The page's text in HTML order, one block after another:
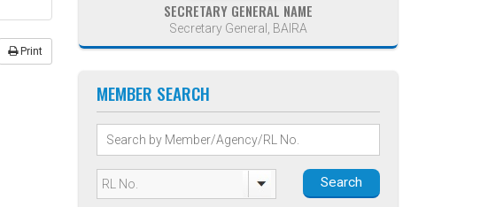
Print
SECRETARY GENERAL NAME
Secretary General, BAIRA
MEMBER SEARCH
Search